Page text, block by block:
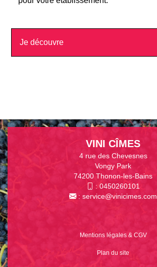
Je découvre
VINI CÎMES
4 rue des Chevesnes
Vongy Park
74200 Thonon-les-Bains
: 0450260101
: service@vinicimes.com
Mentions légales & CGV
Plan du site